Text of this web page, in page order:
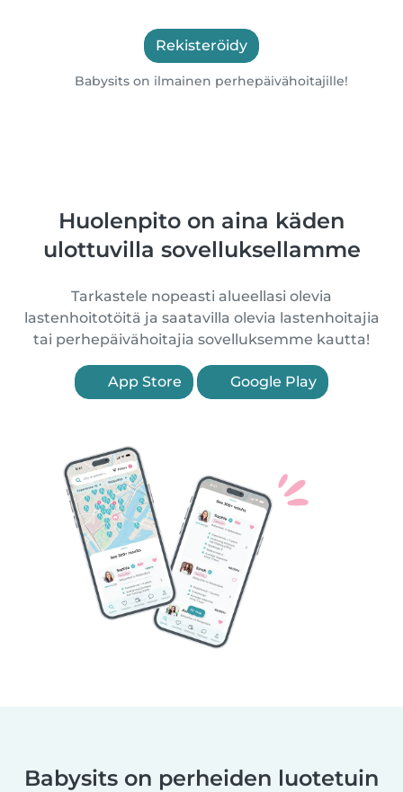
Rekisteröidy
Babysits on ilmainen perhepäivähoitajille!
Huolenpito on aina käden
ulottuvilla sovelluksellamme
Tarkastele nopeasti alueellasi olevia
lastenhoitotöitä ja saatavilla olevia lastenhoitajia
tai perhepäivähoitajia sovelluksemme kautta!
App Store Google Play
Babysits on perheiden luotetuin